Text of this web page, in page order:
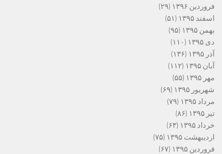
فروردین ۱۳۹۶
(۲۹)
اسفند ۱۳۹۵
(۵۱)
بهمن ۱۳۹۵
(۹۵)
دی ۱۳۹۵
(۱۱۰)
آذر ۱۳۹۵
(۱۳۶)
آبان ۱۳۹۵
(۱۱۲)
مهر ۱۳۹۵
(۵۵)
شهریور ۱۳۹۵
(۶۹)
مرداد ۱۳۹۵
(۷۹)
تیر ۱۳۹۵
(۸۶)
خرداد ۱۳۹۵
(۶۳)
اردیبهشت ۱۳۹۵
(۷۵)
فروردین ۱۳۹۵
(۶۷)